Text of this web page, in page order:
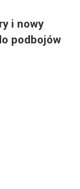
i nowy
podbojów